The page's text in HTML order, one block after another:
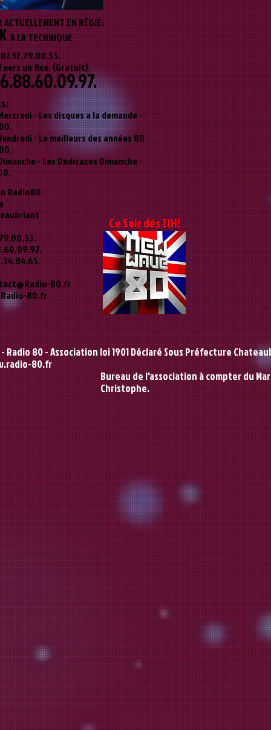
ACTUELLEMENT EN RÉGIE:
A LA TECHNIQUE
vers un fixe. (Gratuit).
- Les disques a la demande -
- Le meilleurs des années 80 -
- Les Dédicaces Dimanche -
Radio80
80.fr
80.fr
Ce Soir dés 21H!
Radio 80 - Association loi 1901 Déclaré Sous Préfecture
80.fr
Bureau de l'association à compter du
Christophe.